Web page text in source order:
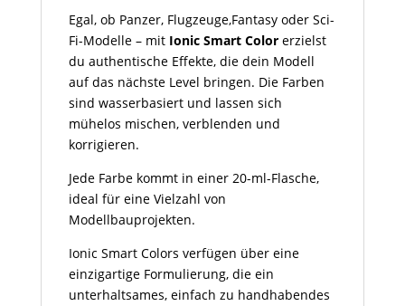
Egal, ob Panzer, Flugzeuge,Fantasy oder Sci-
Fi-Modelle – mit Ionic Smart Colorerzielst
du authentische Effekte, die dein Modell
auf das nächste Level bringen. Die Farben
sind wasserbasiert und lassen sich
mühelos mischen, verblenden und
korrigieren.
Jede Farbe kommt in einer 20-ml-Flasche,
ideal für eine Vielzahl von
Modellbauprojekten.
Ionic Smart Colors verfügen über eine
einzigartige Formulierung, die ein
unterhaltsames, einfach zu handhabendes